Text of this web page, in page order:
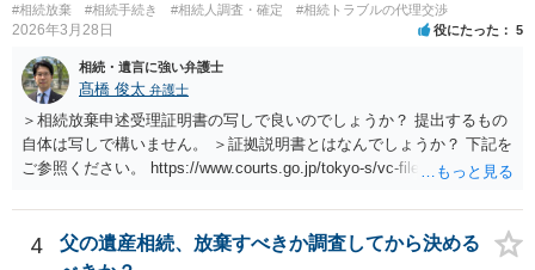
#相続放棄 #相続手続き #相続人調査・確定 #相続トラブルの代理交渉
2026年3月28日 役にたった 5
相続・遺言に強い弁護士
髙橋 俊太 弁護士
＞相続放棄申述受理証明書の写しで良いのでしょうか？ 提出するもの
自体は写しで構いません。 ＞証拠説明書とはなんでしょうか？ 下記を
ご参照ください。 https://www.courts.go.jp/tokyo-s/vc-files/tokyo-s/file/
4
父の遺産相続、放棄すべきか調査してから決める